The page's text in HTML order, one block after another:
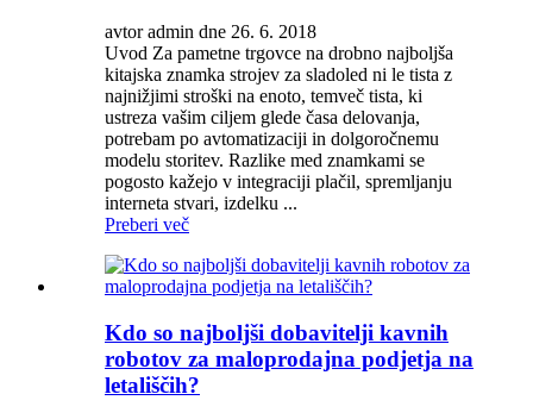
avtor admin dne 26. 6. 2018
Uvod Za pametne trgovce na drobno najboljša
kitajska znamka strojev za sladoled ni le tista z
najnižjimi stroški na enoto, temveč tista, ki
ustreza vašim ciljem glede časa delovanja,
potrebam po avtomatizaciji in dolgoročnemu
modelu storitev. Razlike med znamkami se
pogosto kažejo v integraciji plačil, spremljanju
interneta stvari, izdelku ...
Preberi več
Kdo so najboljši dobavitelji kavnih
robotov za maloprodajna podjetja na
letališčih?